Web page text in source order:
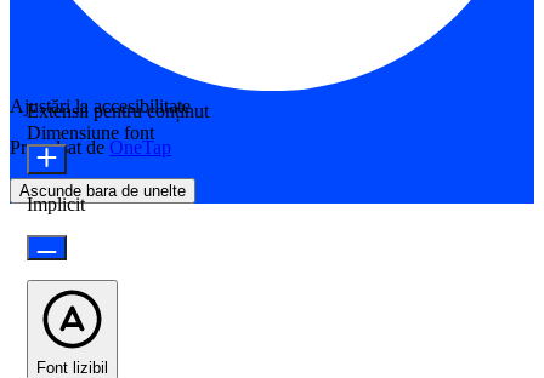
Ajustări la accesibilitate
Propulsat de OneTap
Ascunde bara de unelte
Extensii pentru conținut
Dimensiune font
Implicit
Font lizibil